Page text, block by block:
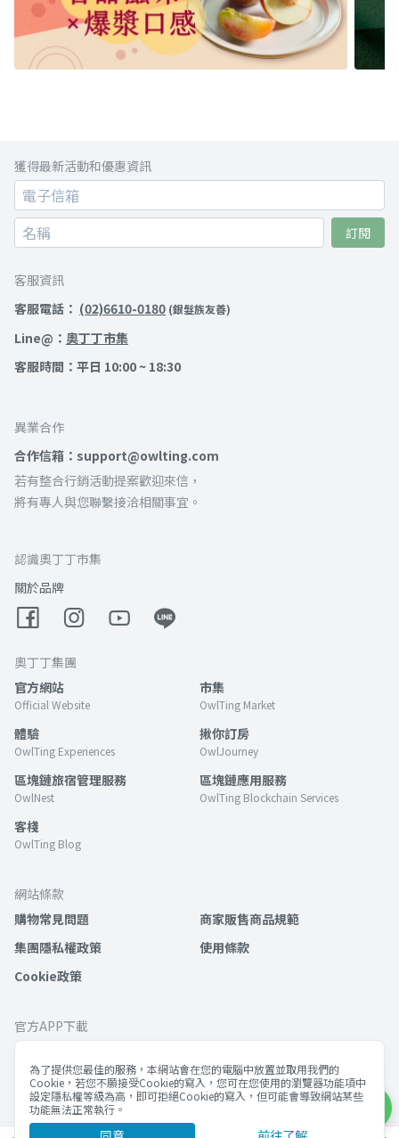
獲得最新活動和優惠資訊
訂閱
客服資訊
客服電話： (02)6610-0180 (銀髮族友善)
Line@： 奧丁丁市集
客服時間：平日 10:00 ~ 18:30
異業合作
合作信箱：support@owlting.com
若有整合行銷活動提案歡迎來信，
將有專人與您聯繫接洽相關事宜。
認識奧丁丁市集
關於品牌
奧丁丁集團
官方網站
Official Website
市集
OwlTing Market
體驗
OwlTing Experiences
揪你訂房
OwlJourney
區塊鏈旅宿管理服務
OwlNest
區塊鏈應用服務
OwlTing Blockchain Services
客棧
OwlTing Blog
網站條款
購物常見問題
商家販售商品規範
集團隱私權政策
使用條款
Cookie政策
官方APP下載
為了提供您最佳的服務，本網站會在您的電腦中放置並取用我們的
Cookie，若您不願接受Cookie的寫入，您可在您使用的瀏覽器功能項中
設定隱私權等級為高，即可拒絕Cookie的寫入，但可能會導致網站某些
功能無法正常執行。